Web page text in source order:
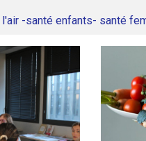
-santé enfants- santé